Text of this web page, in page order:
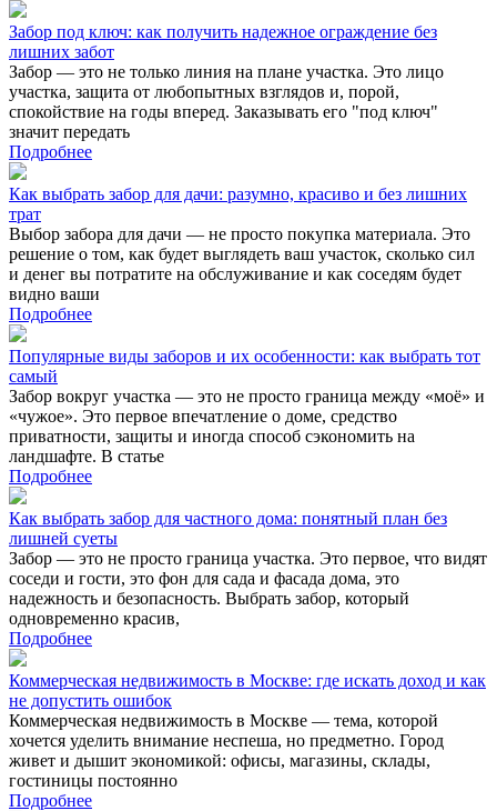
Забор под ключ: как получить надежное ограждение без
лишних забот
Забор — это не только линия на плане участка. Это лицо
участка, защита от любопытных взглядов и, порой,
спокойствие на годы вперед. Заказывать его "под ключ"
значит передать
Подробнее
Как выбрать забор для дачи: разумно, красиво и без лишних
трат
Выбор забора для дачи — не просто покупка материала. Это
решение о том, как будет выглядеть ваш участок, сколько сил
и денег вы потратите на обслуживание и как соседям будет
видно ваши
Подробнее
Популярные виды заборов и их особенности: как выбрать тот
самый
Забор вокруг участка — это не просто граница между «моё» и
«чужое». Это первое впечатление о доме, средство
приватности, защиты и иногда способ сэкономить на
ландшафте. В статье
Подробнее
Как выбрать забор для частного дома: понятный план без
лишней суеты
Забор — это не просто граница участка. Это первое, что видят
соседи и гости, это фон для сада и фасада дома, это
надежность и безопасность. Выбрать забор, который
одновременно красив,
Подробнее
Коммерческая недвижимость в Москве: где искать доход и как
не допустить ошибок
Коммерческая недвижимость в Москве — тема, которой
хочется уделить внимание неспеша, но предметно. Город
живет и дышит экономикой: офисы, магазины, склады,
гостиницы постоянно
Подробнее